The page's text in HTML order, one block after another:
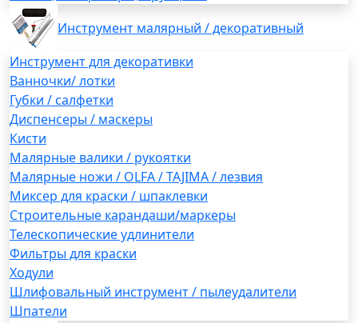
Инструмент малярный / декоративный
Инструмент для декоративки
Ванночки/ лотки
Губки / салфетки
Диспенсеры / маскеры
Кисти
Малярные валики / рукоятки
Малярные ножи / OLFA / TAJIMA / лезвия
Миксер для краски / шпаклевки
Строительные карандаши/маркеры
Телескопические удлинители
Фильтры для краски
Ходули
Шлифовальный инструмент / пылеудалители
Шпатели